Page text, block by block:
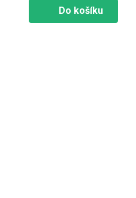
Do košíku